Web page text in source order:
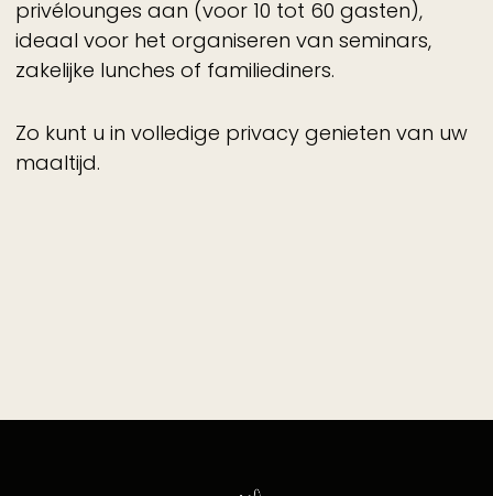
privélounges aan (voor 10 tot 60 gasten),
ideaal voor het organiseren van seminars,
zakelijke lunches of familiediners.
Zo kunt u in volledige privacy genieten van uw
maaltijd.